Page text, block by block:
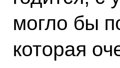
могло бы
которая